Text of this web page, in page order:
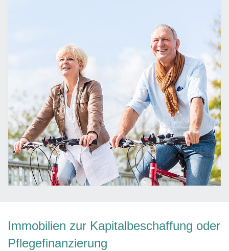
Immobilien zur Kapitalbeschaffung oder
Pflegefinanzierung